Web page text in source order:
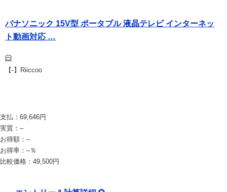
パナソニック 15V型 ポータブル 液晶テレビ インターネッ
ト動画対応 …
【-】Riiccoo
支払： 69,646円
実質： –
お得額： –
お得率： –％
比較価格： 49,500円